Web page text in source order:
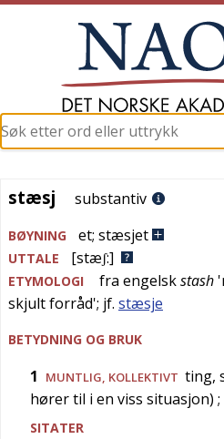
stæsj
stæsj substantiv
BØYNING et; stæsjet
UTTALE [stæʃ:]
ETYMOLOGI fra engelskstash '
skjult forråd'; jf. stæsje
BETYDNING OG BRUK
1 MUNTLIG, KOLLEKTIVT ting,
hører til i en viss situasjon)
SITATER